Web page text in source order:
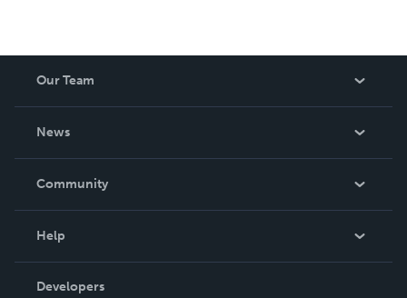
Our Team
News
In The News
Community
Podcast
Help
Order Lookup
Developers